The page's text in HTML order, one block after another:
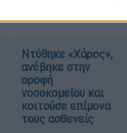
Ντύθηκε «Χάρος»,
ανέβηκε στην
οροφή
νοσοκομείου και
κοιτούσε επίμονα
τους ασθενείς